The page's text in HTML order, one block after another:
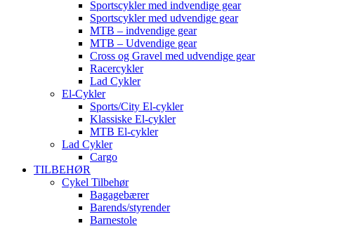
Sportscykler med indvendige gear
Sportscykler med udvendige gear
MTB – indvendige gear
MTB – Udvendige gear
Cross og Gravel med udvendige gear
Racercykler
Lad Cykler
El-Cykler
Sports/City El-cykler
Klassiske El-cykler
MTB El-cykler
Lad Cykler
Cargo
TILBEHØR
Cykel Tilbehør
Bagagebærer
Barends/styrender
Barnestole